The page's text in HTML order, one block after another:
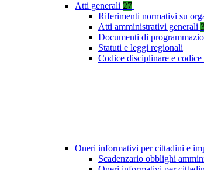
Atti generali 27
Riferimenti normativi su
Atti amministrativi generali
Documenti di
Statuti e leggi regionali
Codice disciplinare e codice
Oneri informativi per cittadini e
Scadenzario obblighi